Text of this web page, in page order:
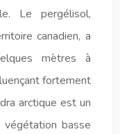
Le pergélisol,
canadien, a
mètres à
fortement
arctique est un
végétation basse